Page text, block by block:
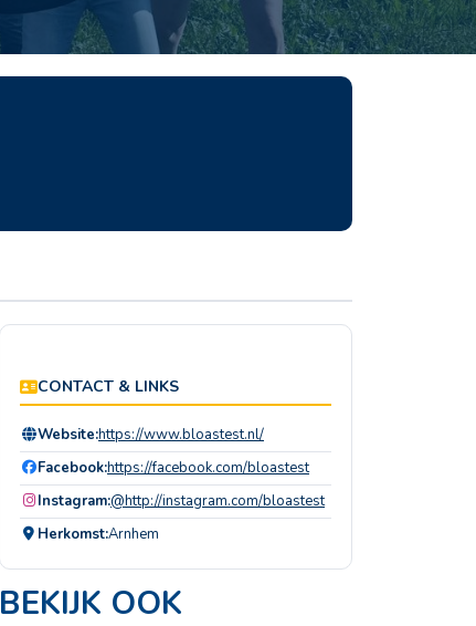
CONTACT & LINKS
Website:https://www.bloastest.nl/
Facebook:https://facebook.com/bloastest
Instagram:@http://instagram.com/bloastest
Herkomst:Arnhem
BEKIJK OOK